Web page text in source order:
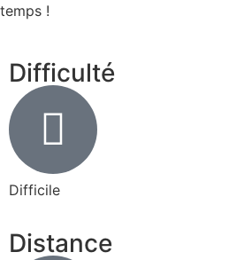
temps !
Difficulté
Difficile
Distance